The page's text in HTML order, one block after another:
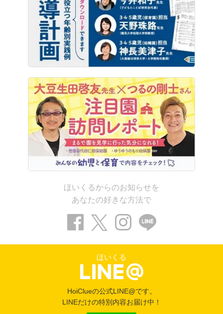
ほいくるからのお知らせを
あなたの好きな方法で
ほいくる
HoiClueの公式LINE@です。
LINEだけの特別内容お届け中！